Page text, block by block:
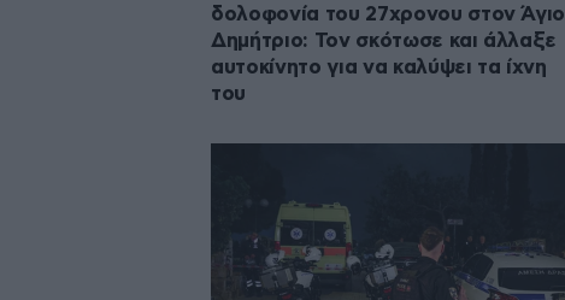
δολοφονία του 27χρονου στον Άγιο
Δημήτριο: Τον σκότωσε και άλλαξε
αυτοκίνητο για να καλύψει τα ίχνη
του